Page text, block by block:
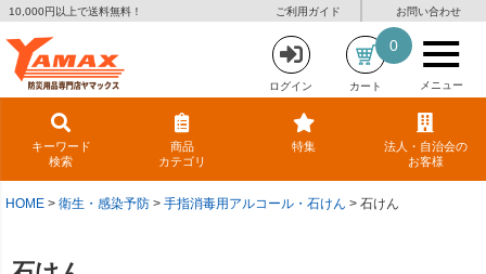
10,000円以上で送料無料！ ご利用ガイド お問い合わせ
ログイン カート
0
メニュー
キーワード
検索
商品
カテゴリ
特集
法人・自治会の
お客様
HOME 衛生・感染予防 手指消毒用アルコール・石けん 石けん